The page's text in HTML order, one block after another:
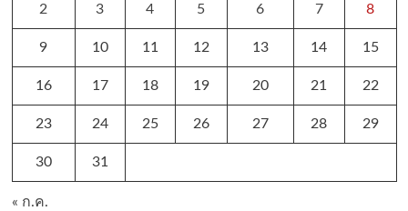
2 3 4 5 6 7 8
9 10 11 12 13 14 15
16 17 18 19 20 21 22
23 24 25 26 27 28 29
30 31
« ก.ค.